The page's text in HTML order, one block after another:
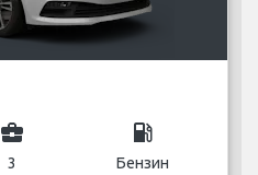
business_center
3
local_gas_station
Бензин